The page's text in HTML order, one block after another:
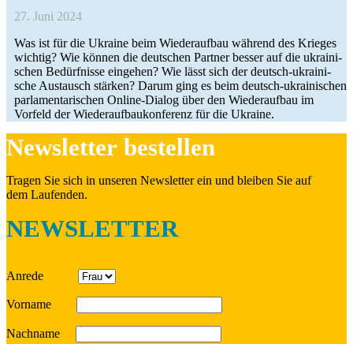
27. Juni 2024
Was ist für die Ukraine beim Wie­der­auf­bau während des Krieges
wichtig? Wie können die deut­schen Partner besser auf die ukrai­ni­
schen Bedürf­nisse ein­ge­hen? Wie lässt sich der deutsch-ukrai­­ni­­
sche Aus­tausch stärken? Darum ging es beim deutsch-ukrai­­ni­­schen
par­la­men­ta­ri­schen Online-Dialog über den Wie­der­auf­bau im
Vorfeld der Wie­der­auf­bau­kon­fe­renz für die Ukraine.
News­let­ter bestellen
Tragen Sie sich in unseren News­let­ter ein und bleiben Sie auf
dem Laufenden.
NEWSLETTER
Anrede
Vorname
Nach­name